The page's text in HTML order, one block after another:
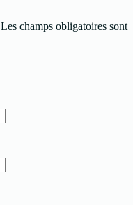
Les champs obligatoires sont